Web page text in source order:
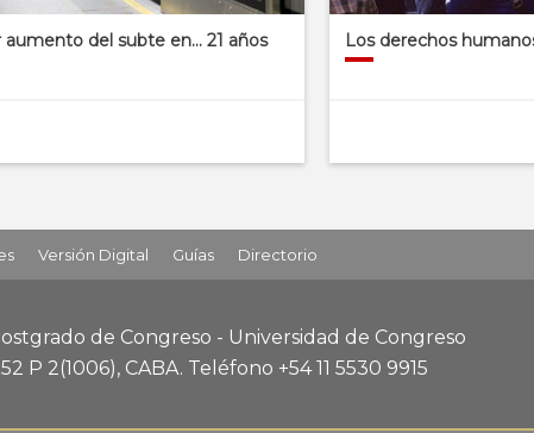
aumento del subte en… 21 años Los derechos
Versión Digital Guías Directorio
de Congreso - Universidad de Congreso
P 2(1006), CABA. Teléfono +54 11 5530 9915